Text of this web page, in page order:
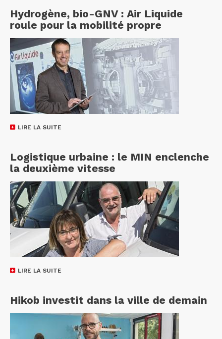
Hydrogène, bio-GNV : Air Liquide
roule pour la mobilité propre
LIRE LA SUITE
Logistique urbaine : le MIN enclenche
la deuxième vitesse
LIRE LA SUITE
Hikob investit dans la ville de demain